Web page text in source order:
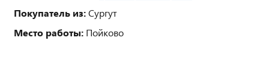
Покупатель из:Сургут
Место работы: Пойково